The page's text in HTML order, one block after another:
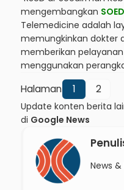
mengembangkan
Telemedicine adalah
memungkinkan dokter
memberikan
menggunakan
Halaman 1 2
Update konten berita
di Google News
News